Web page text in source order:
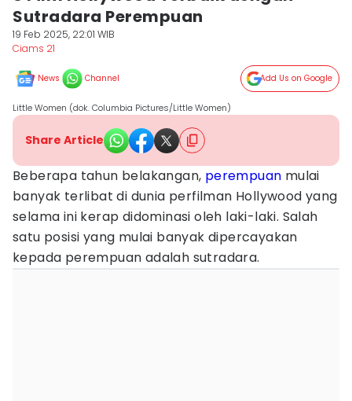
Sutradara Perempuan
19 Feb 2025, 22:01 WIB
Ciams 21
News Channel Add Us on Google
Little Women (dok. Columbia Pictures/Little Women)
Share Article
Beberapa tahun belakangan, perempuan mulai
banyak terlibat di dunia perfilman Hollywood yang
selama ini kerap didominasi oleh laki-laki. Salah
satu posisi yang mulai banyak dipercayakan
kepada perempuan adalah sutradara.